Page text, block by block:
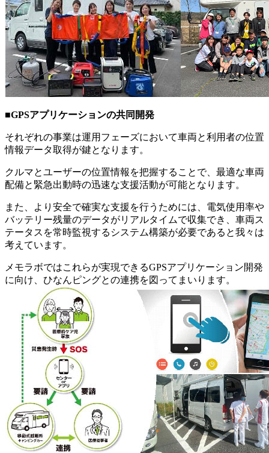
■GPSアプリケーションの共同開発
それぞれの事業は運用フェーズにおいて車両と利用者の位置
情報データ取得が鍵となります。
クルマとユーザーの位置情報を把握することで、最適な車両
配備と緊急出動時の迅速な支援活動が可能となります。
また、より安全で確実な支援を行うためには、電気使用率や
バッテリー残量のデータがリアルタイムで収集でき、車両ス
テータスを常時監視するシステム構築が必要であると我々は
考えています。
メモラボではこれらが実現できるGPSアプリケーション開発
に向け、ひなんピングとの連携を図ってまいります。